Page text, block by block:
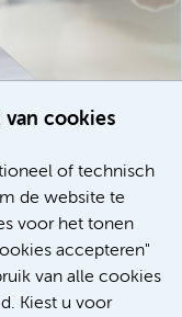
van cookies
of technisch
de website te
voor het tonen
accepteren"
van alle cookies
Kiest u voor